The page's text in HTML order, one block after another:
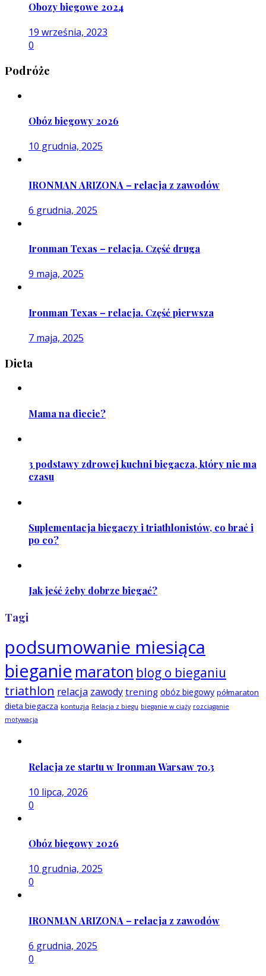
Obozy biegowe 2024
19 września, 2023
0
Podróże
Obóz biegowy 2026
10 grudnia, 2025
IRONMAN ARIZONA – relacja z zawodów
6 grudnia, 2025
Ironman Texas – relacja. Część druga
9 maja, 2025
Ironman Texas – relacja. Część pierwsza
7 maja, 2025
Dieta
Mama na diecie?
3 podstawy zdrowej kuchni biegacza, który nie ma
czasu
Suplementacja biegaczy i triathlonistów, co brać i
po co?
Jak jeść żeby dobrze biegać?
Tagi
podsumowanie miesiąca
bieganie maraton blog o bieganiu
triathlon relacja zawody trening obóz biegowy półmaraton
dieta biegacza kontuzja Relacja z biegu bieganie w ciąży rozciąganie
motywacja
Relacja ze startu w Ironman Warsaw 70.3
10 lipca, 2026
0
Obóz biegowy 2026
10 grudnia, 2025
0
IRONMAN ARIZONA – relacja z zawodów
6 grudnia, 2025
0